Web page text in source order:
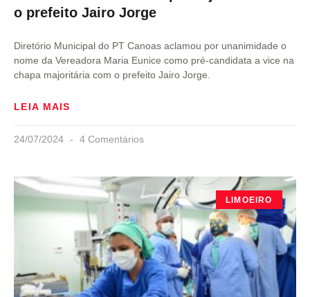
o prefeito Jairo Jorge
Diretório Municipal do PT Canoas aclamou por unanimidade o
nome da Vereadora Maria Eunice como pré-candidata a vice na
chapa majoritária com o prefeito Jairo Jorge.
LEIA MAIS
24/07/2024 4 Comentários
LIMOEIRO